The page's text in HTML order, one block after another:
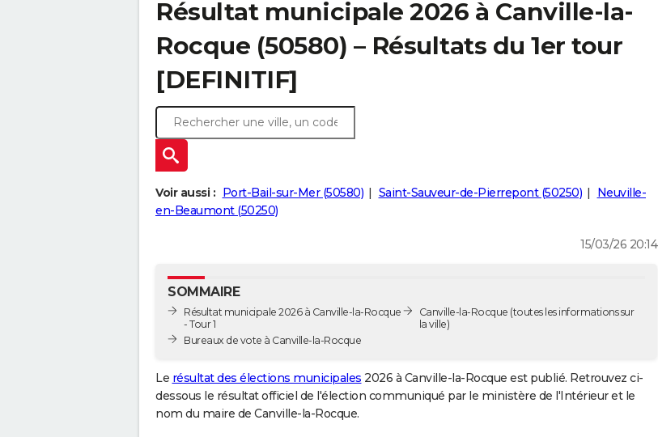
Résultat municipale 2026 à Canville-la-
Rocque (50580) – Résultats du 1er tour
[DEFINITIF]
Voir aussi : Port-Bail-sur-Mer (50580) Saint-Sauveur-de-Pierrepont (50250)
Neuville-
en-Beaumont (50250)
15/03/26 20:14
SOMMAIRE
Résultat municipale 2026 à Canville-la-Rocque
- Tour 1
Bureaux de vote à Canville-la-Rocque
Canville-la-Rocque (toutes les informations sur
la ville)
Le résultat des élections municipales 2026 à Canville-la-Rocque est publié. Retrouvez ci-
dessous le résultat officiel de l'élection communiqué par le ministère de l'Intérieur et le
nom du maire de Canville-la-Rocque.